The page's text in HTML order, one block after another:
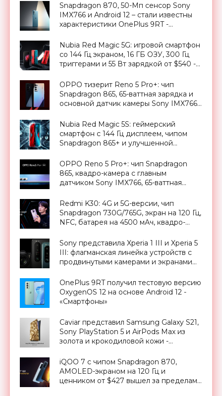
Snapdragon 870, 50-Мп сенсор Sony
IMX766 и Android 12 – стали известны
характеристики OnePlus 9RT -
Nubia Red Magic 5G: игровой смартфон
со 144 Гц экраном, 16 ГБ ОЗУ, 300 Гц
триггерами и 55 Вт зарядкой от $540 -
OPPO тизерит Reno 5 Pro+: чип
Snapdragon 865, 65-ваттная зарядка и
основной датчик камеры Sony IMX766
Nubia Red Magic 5S: геймерский
смартфон с 144 Гц дисплеем, чипом
Snapdragon 865+ и улучшенной
«Смартфоны»
OPPO Reno 5 Pro+: чип Snapdragon
865, квадро-камера с главным
датчиком Sony IMX766, 65-ваттная
«Смартфоны»
Redmi K30: 4G и 5G-версии, чип
Snapdragon 730G/765G, экран на 120 Гц,
NFC, батарея на 4500 мАч, квадро-
«Смартфоны»
Sony представила Xperia 1 III и Xperia 5
III: флагманская линейка устройств с
продвинутыми камерами и экранами
OnePlus 9RT получил тестовую версию
OxygenOS 12 на основе Android 12 -
«Смартфоны»
Caviar представил Samsung Galaxy S21,
Sony PlayStation 5 и AirPods Max из
золота и крокодиловой кожи -
iQOO 7 с чипом Snapdragon 870,
AMOLED-экраном на 120 Гц и
ценником от $427 вышел за пределами